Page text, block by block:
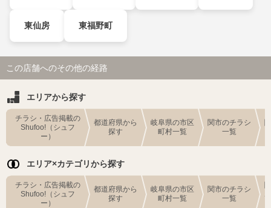
東仙房 東福野町
この店舗へのその他の経路
エリアから探す
チラシ・広告掲載の
Shufoo!（シュフ
ー）
都道府県から
探す
岐阜県の市区
町村一覧
関市のチラシ
一覧
エリア×カテゴリから探す
チラシ・広告掲載の
Shufoo!（シュフ
ー）
都道府県から
探す
岐阜県の市区
町村一覧
関市のチラシ
一覧